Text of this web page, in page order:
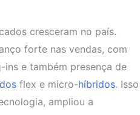
cresceram no país.
forte nas vendas, com
e também presença de
flex e micro-híbridos. Isso
ampliou a